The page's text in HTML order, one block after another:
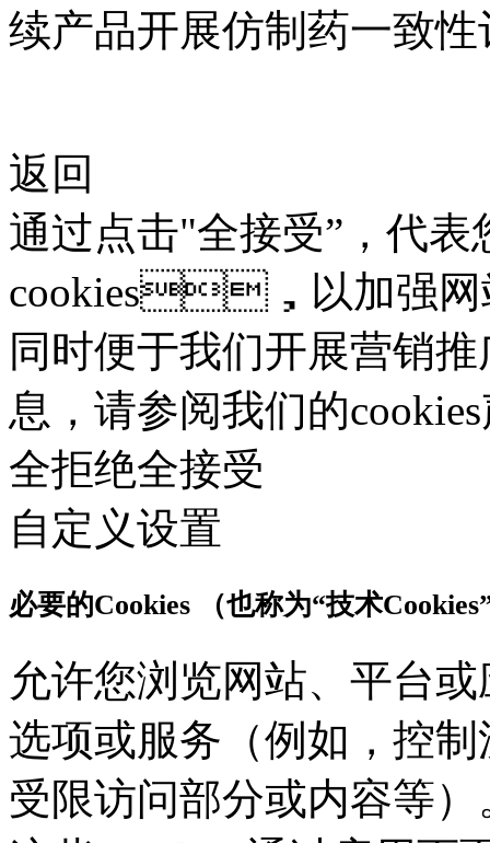
续产品开展仿制药一致
返回
通过点击"全接受”，代
cookies，以加强网站
同时便于我们开展营销
息，请参阅我们的
全拒绝全接受
自定义设置
必要的Cookies （也称为“技术
允许您浏览网站、平台
选项或服务（例如，控制
受限访问部分或内容等